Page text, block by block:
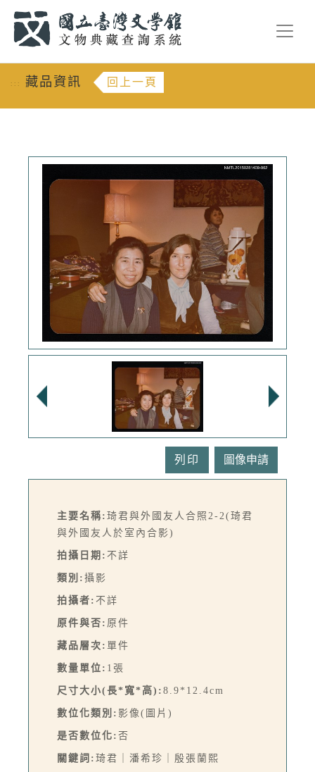
::: 藏品資訊 回上一頁
列印
主要名稱: 琦君與外國友人合照2-2(琦君
與外國友人於室內合影)
拍攝日期: 不詳
類別: 攝影
拍攝者: 不詳
原件與否: 原件
藏品層次: 單件
數量單位: 1張
尺寸大小(長*寬*高): 8.9*12.4cm
數位化類別: 影像(圖片)
是否數位化: 否
關鍵詞: 琦君｜潘希珍｜殷張蘭熙